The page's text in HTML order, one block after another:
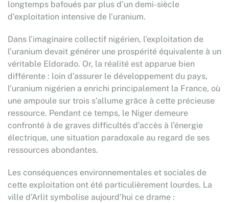
longtemps bafoués par plus d’un demi-siècle
d’exploitation intensive de l’uranium.
Dans l’imaginaire collectif nigérien, l’exploitation de
l’uranium devait générer une prospérité équivalente à un
véritable Eldorado. Or, la réalité est apparue bien
différente : loin d’assurer le développement du pays,
l’uranium nigérien a enrichi principalement la France, où
une ampoule sur trois s’allume grâce à cette précieuse
ressource. Pendant ce temps, le Niger demeure
confronté à de graves difficultés d’accès à l’énergie
électrique, une situation paradoxale au regard de ses
ressources abondantes.
Les conséquences environnementales et sociales de
cette exploitation ont été particulièrement lourdes. La
ville d’Arlit symbolise aujourd’hui ce drame :